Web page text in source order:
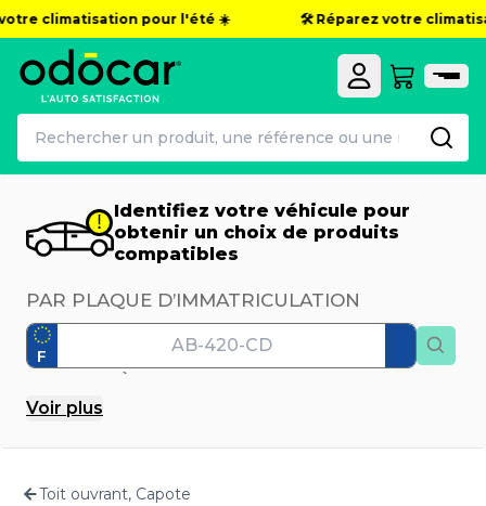
climatisation pour l'été ☀️ 🛠️ Réparez votre
Identifiez votre véhicule pour
obtenir un choix de produits
compatibles
PAR PLAQUE D’IMMATRICULATION
F
Voir plus
Toit ouvrant, Capote